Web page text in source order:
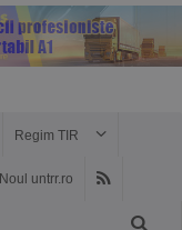
Regim TIR
Noul untrr.ro